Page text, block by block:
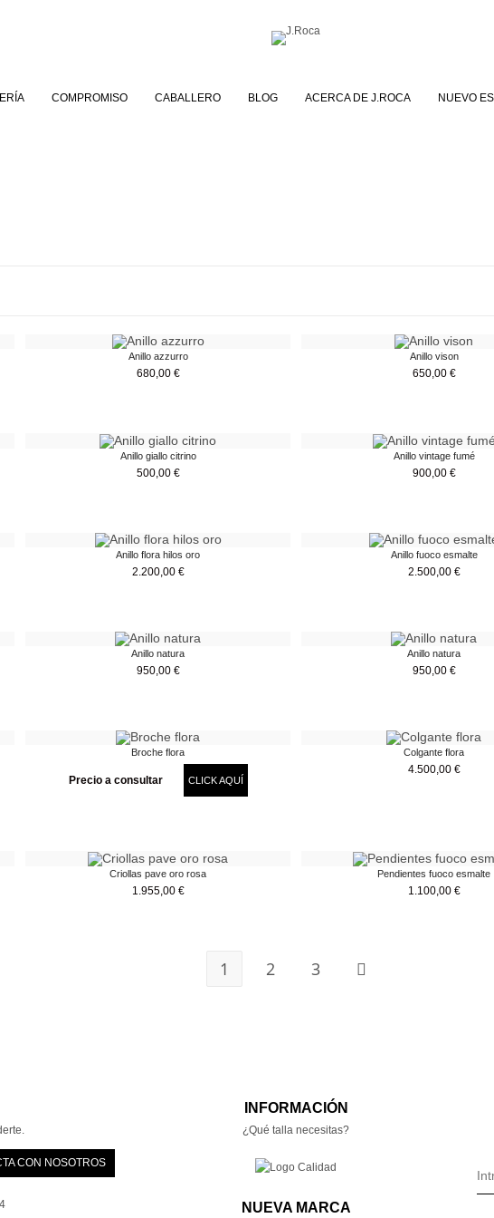
COMPROMISO CABALLERO BLOG ACERCA DE J.ROCA NUEVO
Anillo azzurro
680,00 €
Anillo vison
650,00 €
Anillo giallo citrino
500,00 €
Anillo vintage fumé
900,00 €
Anillo flora hilos oro
2.200,00 €
Anillo fuoco esmalte
2.500,00 €
Anillo natura
950,00 €
Anillo natura
950,00 €
Broche flora
Precio a consultar CLICK AQUÍ
Colgante flora
4.500,00 €
Criollas pave oro rosa
1.955,00 €
Pendientes fuoco esmalte
1.100,00 €
1 2 3
CON NOSOTROS
INFORMACIÓN
¿Qué talla necesitas?
NUEVA MARCA